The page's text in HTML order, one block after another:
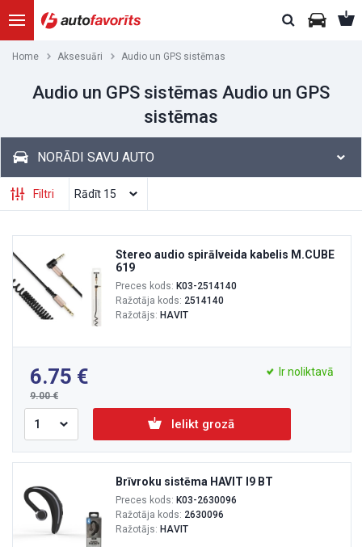
Home Aksesuāri Audio un GPS sistēmas
Audio un GPS sistēmas Audio un GPS
sistēmas
NORĀDI SAVU AUTO
Filtri
Stereo audio spirālveida kabelis M.CUBE
619
Preces kods: K03-2514140
Ražotāja kods: 2514140
Ražotājs: HAVIT
6.75
9.00
Ir noliktavā
Ielikt grozā
Brīvroku sistēma HAVIT I9 BT
Preces kods: K03-2630096
Ražotāja kods: 2630096
Ražotājs: HAVIT